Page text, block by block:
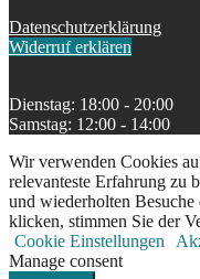
Datenschutzerklärung
Widerruf erklären
Dienstag: 18:00 - 20:00
Samstag: 12:00 - 14:00
Wir verwenden Cookies
relevanteste Erfahrung zu
und wiederholten
klicken, stimmen Sie der
Cookie Einstellungen
Manage consent